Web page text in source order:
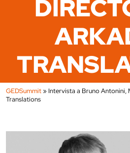
GEDSummit» Intervista a Bruno Antonini,
Translations